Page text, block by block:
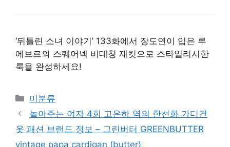
‘뒤틀린 소녀 이야기’ 133화에서 장도연이 입은 루
에브르의 스퀘어넥 비대칭 재킷으로 스타일리시한
룩을 완성하세요!
Categories
미분류
놀아주는 여자 4회 고은하 역의 한선화 가디건
옷 패션 브랜드 정보 – 그린버터 GREENBUTTER
vintage papa cardigan (butter)